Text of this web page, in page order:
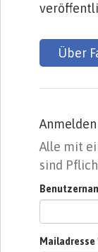
Über
Alle mit
sind
Mailadresse